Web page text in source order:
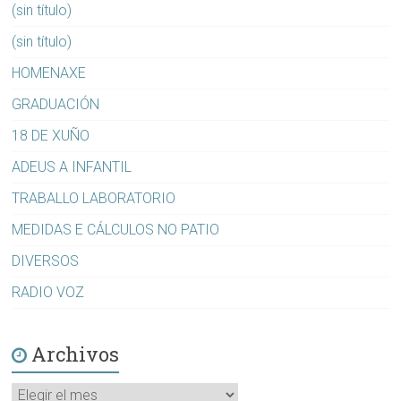
(sin título)
(sin título)
HOMENAXE
GRADUACIÓN
18 DE XUÑO
ADEUS A INFANTIL
TRABALLO LABORATORIO
MEDIDAS E CÁLCULOS NO PATIO
DIVERSOS
RADIO VOZ
Archivos
Archivos